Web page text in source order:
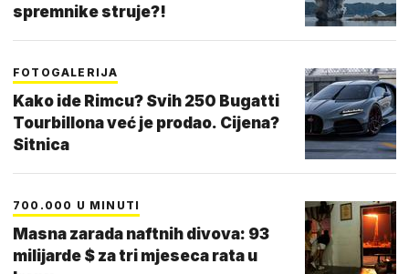
spremnike struje?!
FOTOGALERIJA
Kako ide Rimcu? Svih 250 Bugatti
Tourbillona već je prodao. Cijena?
Sitnica
700.000 U MINUTI
Masna zarada naftnih divova: 93
milijarde $ za tri mjeseca rata u